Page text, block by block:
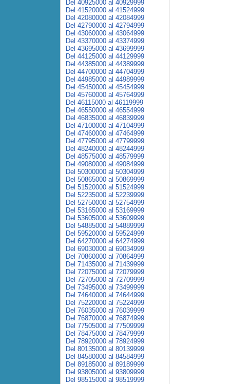
Del 40925000 al 40929999
Del 41520000 al 41524999
Del 42080000 al 42084999
Del 42790000 al 42794999
Del 43060000 al 43064999
Del 43370000 al 43374999
Del 43695000 al 43699999
Del 44125000 al 44129999
Del 44385000 al 44389999
Del 44700000 al 44704999
Del 44985000 al 44989999
Del 45450000 al 45454999
Del 45760000 al 45764999
Del 46115000 al 46119999
Del 46550000 al 46554999
Del 46835000 al 46839999
Del 47100000 al 47104999
Del 47460000 al 47464999
Del 47795000 al 47799999
Del 48240000 al 48244999
Del 48575000 al 48579999
Del 49080000 al 49084999
Del 50300000 al 50304999
Del 50865000 al 50869999
Del 51520000 al 51524999
Del 52235000 al 52239999
Del 52750000 al 52754999
Del 53165000 al 53169999
Del 53605000 al 53609999
Del 54885000 al 54889999
Del 59520000 al 59524999
Del 64270000 al 64274999
Del 69030000 al 69034999
Del 70860000 al 70864999
Del 71435000 al 71439999
Del 72075000 al 72079999
Del 72705000 al 72709999
Del 73495000 al 73499999
Del 74640000 al 74644999
Del 75220000 al 75224999
Del 76035000 al 76039999
Del 76870000 al 76874999
Del 77505000 al 77509999
Del 78475000 al 78479999
Del 78920000 al 78924999
Del 80135000 al 80139999
Del 84580000 al 84584999
Del 89185000 al 89189999
Del 93805000 al 93809999
Del 98515000 al 98519999